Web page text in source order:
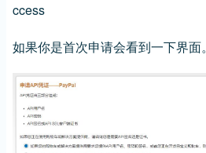
ccess
如果你是首次申请会看到一下界面。